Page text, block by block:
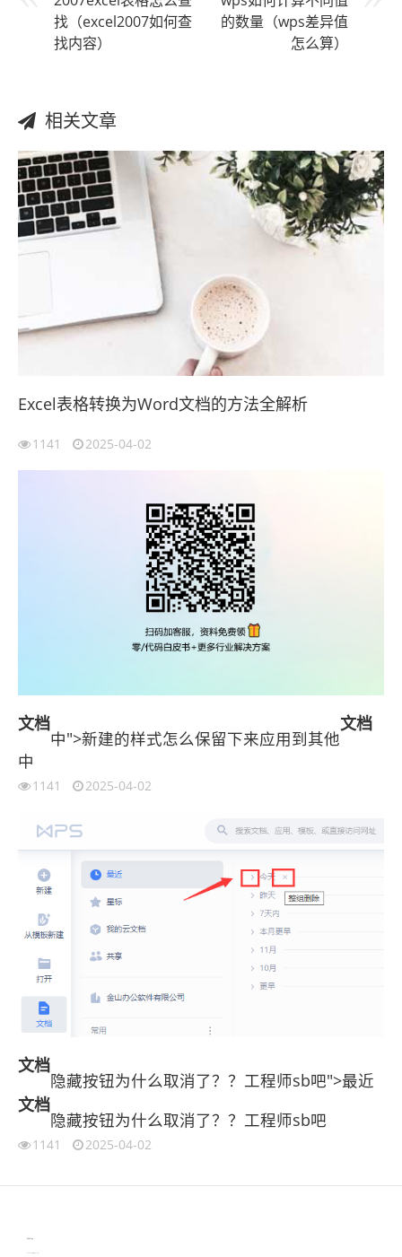
找（excel2007如何查
找内容）
的数量（wps差异值
怎么算）
相关文章
Excel表格转换为Word文档的方法全解析
1141 2025-04-02
文档
中">新建的样式怎么保留下来应用到其他
文档
中
1141 2025-04-02
文档
隐藏按钮为什么取消了？？工程师sb吧">最近
文档
隐藏按钮为什么取消了？？工程师sb吧
1141 2025-04-02